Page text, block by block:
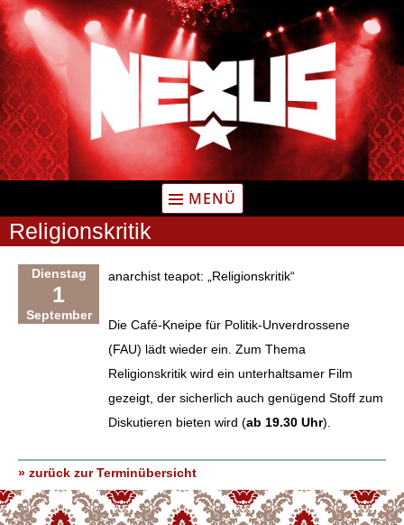
Zum
Inhalt
springen
MENÜ
Religionskritik
Dienstag
1
September
anarchist teapot: „Religionskritik“
Die Café-Kneipe für Politik-Unverdrossene
(FAU) lädt wieder ein. Zum Thema
Religionskritik wird ein unterhaltsamer Film
gezeigt, der sicherlich auch genügend Stoff zum
Diskutieren bieten wird (ab 19.30 Uhr).
» zurück zur Terminübersicht